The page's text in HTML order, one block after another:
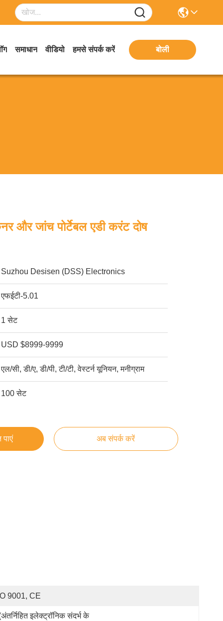
समाधान वीडियो हमसे संपर्क करें बोली
और जांच पोर्टेबल एडी करंट दोष
Suzhou Desisen (DSS) Electronics
एफईटी-5.01
1 सेट
USD $8999-9999
एल/सी, डी/ए, डी/पी, टी/टी, वेस्टर्न यूनियन, मनीग्राम
100 सेट
अब संपर्क करें
9001, CE
इलेक्ट्रॉनिक संदर्भ के